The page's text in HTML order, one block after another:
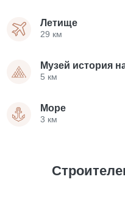
Летище
29 км
Музей история
5 км
Море
3 км